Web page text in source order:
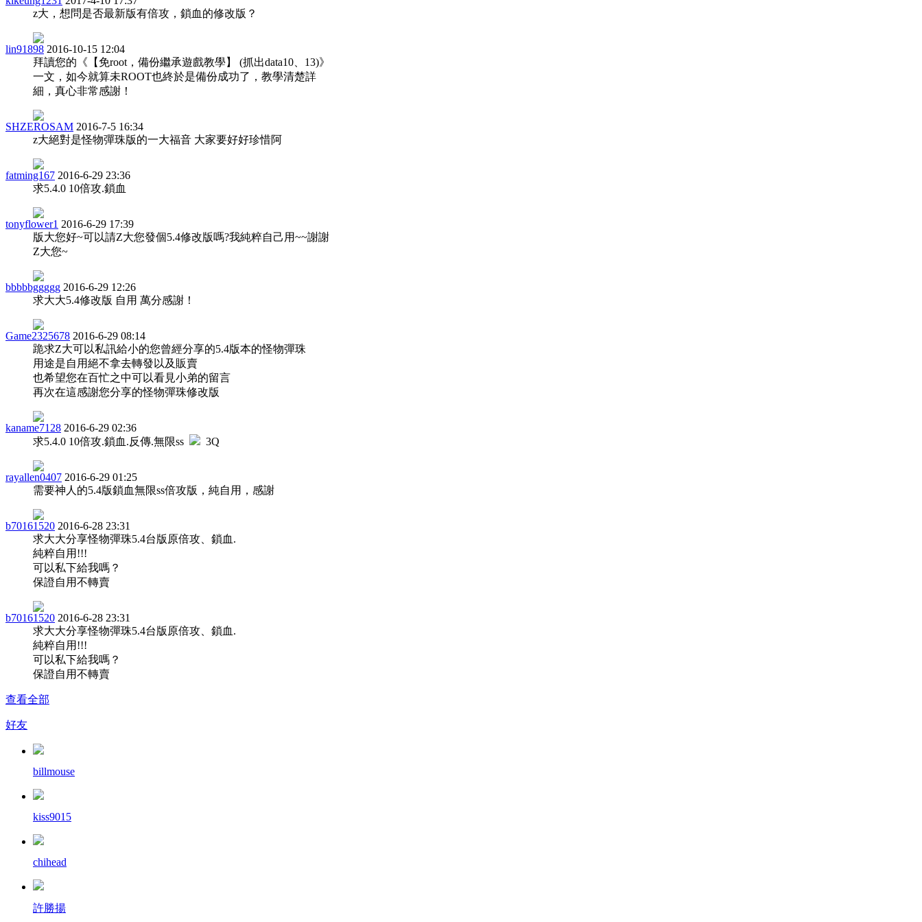
z大，想問是否最新版有倍攻，鎖血的修改版？
lin91898 2016-10-15 12:04
拜讀您的《【免root，備份繼承遊戲教學】 (抓出data10、13)》
一文，如今就算未ROOT也終於是備份成功了，教學清楚詳
細，真心非常感謝！
SHZEROSAM 2016-7-5 16:34
z大絕對是怪物彈珠版的一大福音 大家要好好珍惜阿
fatming167 2016-6-29 23:36
求5.4.0 10倍攻.鎖血
tonyflower1 2016-6-29 17:39
版大您好~可以請Z大您發個5.4修改版嗎?我純粹自己用~~謝謝
Z大您~
bbbbbggggg 2016-6-29 12:26
求大大5.4修改版 自用 萬分感謝！
Game2325678 2016-6-29 08:14
跪求Z大可以私訊給小的您曾經分享的5.4版本的怪物彈珠
用途是自用絕不拿去轉發以及販賣
也希望您在百忙之中可以看見小弟的留言
再次在這感謝您分享的怪物彈珠修改版
kaname7128 2016-6-29 02:36
求5.4.0 10倍攻.鎖血.反傳.無限ss
3Q
rayallen0407 2016-6-29 01:25
需要神人的5.4版鎖血無限ss倍攻版，純自用，感謝
b70161520 2016-6-28 23:31
求大大分享怪物彈珠5.4台版原倍攻、鎖血.
純粹自用!!!
可以私下給我嗎？
保證自用不轉賣
b70161520 2016-6-28 23:31
求大大分享怪物彈珠5.4台版原倍攻、鎖血.
純粹自用!!!
可以私下給我嗎？
保證自用不轉賣
查看全部
好友
billmouse
kiss9015
chihead
許勝揚